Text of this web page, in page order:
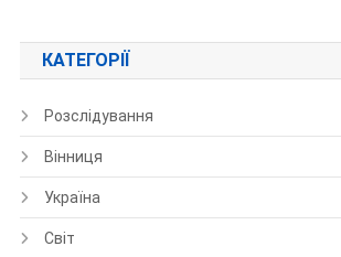
КАТЕГОРІЇ
Розслідування
Вінниця
Україна
Світ